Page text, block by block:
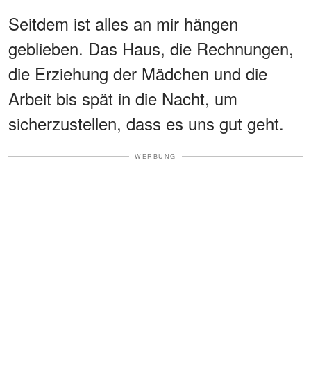
Seitdem ist alles an mir hängen
geblieben. Das Haus, die Rechnungen,
die Erziehung der Mädchen und die
Arbeit bis spät in die Nacht, um
sicherzustellen, dass es uns gut geht.
WERBUNG